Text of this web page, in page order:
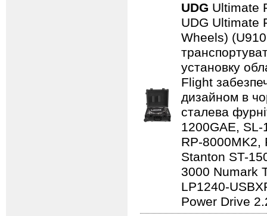
UDG Ultimate
UDG Ultimate
Wheels)
установку
Flight
дизайном в
сталева
1200GAE,
RP-8000MK2,
Stanton ST-
3000 Numark
LP1240-
Power Drive